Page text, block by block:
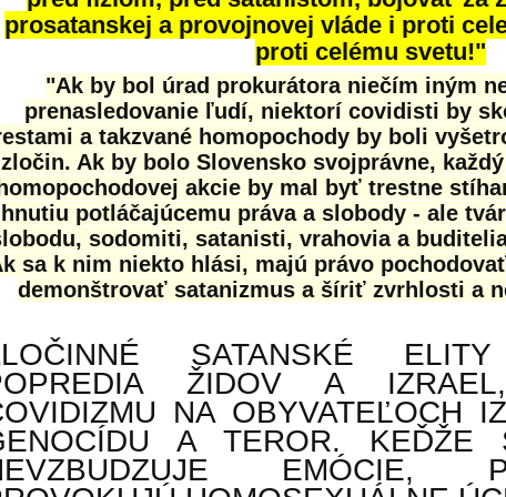
prosatanskej a provojnovej vláde i proti
proti celému svetu!"
"Ak by bol úrad prokurátora niečím iným
prenasledovanie ľudí, niektorí covidisti by
a takzvané homopochody by boli
zločin. Ak by bolo Slovensko svojprávne,
akcie by mal byť trestne
hnutiu potláčajúcemu práva a slobody - ale
sodomiti, satanisti, vrahovia a
sa k nim niekto hlási, majú právo
demonštrovať satanizmus a šíriť zvrhlosti a
SATANSKÉ
ŽIDOV A
NA OBYVATEĽOCH
A TEROR.
EMÓCIE,